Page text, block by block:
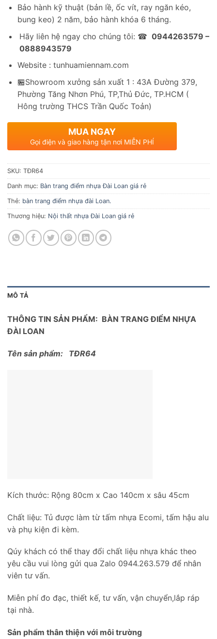
Bảo hành kỹ thuật (bản lề, ốc vít, ray ngăn kéo,
bung keo) 2 năm, bảo hành khóa 6 tháng.
Hãy liên hệ ngay cho chúng tôi: ☎ 0944263579 –
0888943579
Website : tunhuamiennam.com
🏪Showroom xưởng sản xuất 1 : 43A Đường 379,
Phường Tăng Nhơn Phú, TP,Thủ Đức, TP.HCM (
Hông trường THCS Trần Quốc Toản)
MUA NGAY
Gọi điện và giao hàng tận nơi MIỄN PHÍ
SKU: TĐR64
Danh mục: Bàn trang điểm nhựa Đài Loan giá rẻ
Thẻ: bàn trang điểm nhựa đài Loan.
Thương hiệu: Nội thất nhựa Đài Loan giá rẻ
MÔ TẢ
THÔNG TIN SẢN PHẨM: BÀN TRANG ĐIỂM NHỰA
ĐÀI LOAN
Tên sản phẩm: TĐR64
Kích thước: Rộng 80cm x Cao 140cm x sâu 45cm
Chất liệu: Tủ được làm từ tấm nhựa Ecomi, tấm hậu alu
và phụ kiện đi kèm.
Qúy khách có thể thay đổi chất liệu nhựa khác theo
yêu cầu vui lòng gửi qua Zalo 0944.263.579 để nhân
viên tư vấn.
Miễn phí đo đạc, thiết kế, tư vấn, vận chuyển,lắp ráp
tại nhà.
Sản phẩm thân thiện với môi trường